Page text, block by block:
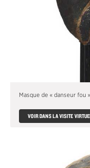
Masque de « danseur fou
VOIR DANS LA VISITE